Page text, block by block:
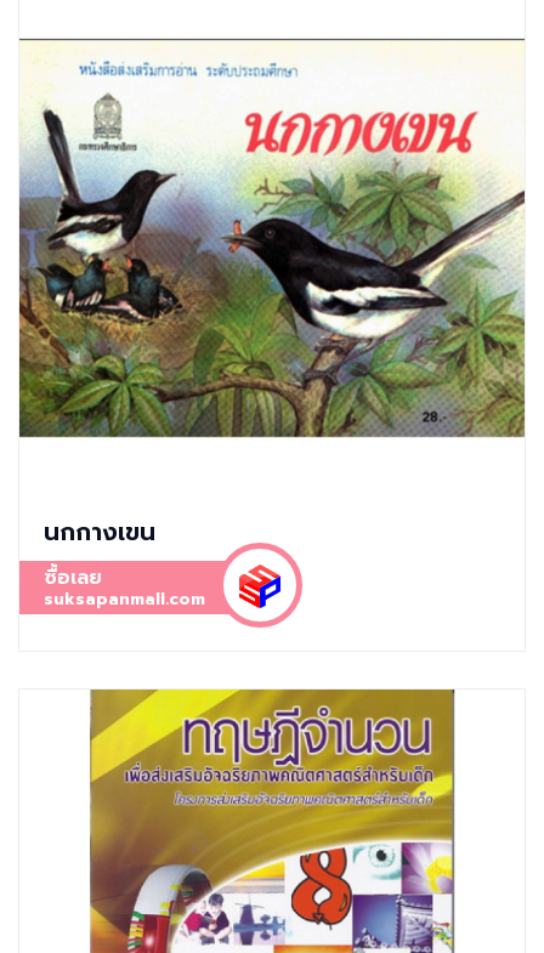
นกกางเขน
ซื้อเลย
suksapanmall.com